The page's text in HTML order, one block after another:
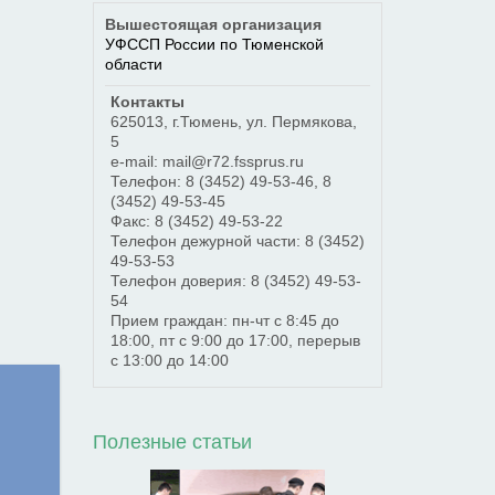
Вышестоящая организация
УФССП России по Тюменской
области
Контакты
625013
г.Тюмень, ул. Пермякова,
5
e-mail: mail@r72.fssprus.ru
Телефон: 8 (3452) 49-53-46 8
(3452) 49-53-45
Факс: 8 (3452) 49-53-22
Телефон дежурной части: 8 (3452)
49-53-53
Телефон доверия: 8 (3452) 49-53-
54
Прием граждан: пн-чт с 8:45 до
18:00, пт с 9:00 до 17:00, перерыв
с 13:00 до 14:00
Полезные статьи